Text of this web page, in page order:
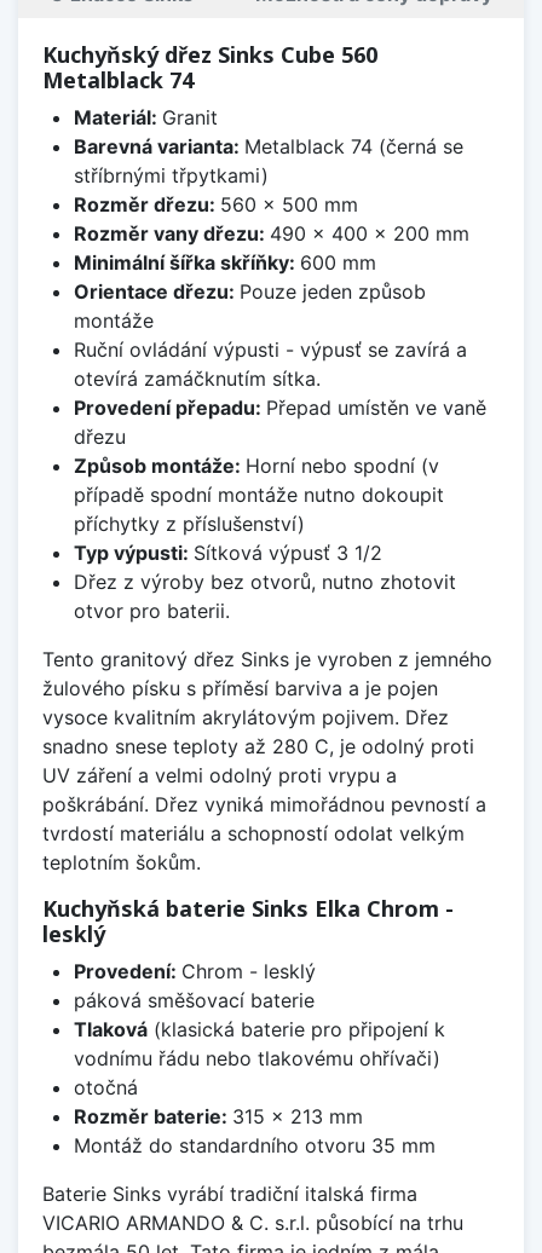
Kuchyňský dřez Sinks Cube 560
Metalblack 74
Materiál: Granit
Barevná varianta: Metalblack 74 (černá se
stříbrnými třpytkami)
Rozměr dřezu: 560 x 500 mm
Rozměr vany dřezu: 490 x 400 x 200 mm
Minimální šířka skříňky: 600 mm
Orientace dřezu: Pouze jeden způsob
montáže
Ruční ovládání výpusti - výpusť se zavírá a
otevírá zamáčknutím sítka.
Provedení přepadu: Přepad umístěn ve vaně
dřezu
Způsob montáže: Horní nebo spodní (v
případě spodní montáže nutno dokoupit
příchytky z příslušenství)
Typ výpusti: Sítková výpusť 3 1/2
Dřez z výroby bez otvorů, nutno zhotovit
otvor pro baterii.
Tento granitový dřez Sinks je vyroben z jemného
žulového písku s příměsí barviva a je pojen
vysoce kvalitním akrylátovým pojivem. Dřez
snadno snese teploty až 280 C, je odolný proti
UV záření a velmi odolný proti vrypu a
poškrábání. Dřez vyniká mimořádnou pevností a
tvrdostí materiálu a schopností odolat velkým
teplotním šokům.
Kuchyňská baterie Sinks Elka Chrom -
lesklý
Provedení: Chrom - lesklý
páková směšovací baterie
Tlaková(klasická baterie pro připojení k
vodnímu řádu nebo tlakovému ohřívači)
otočná
Rozměr baterie: 315 x 213 mm
Montáž do standardního otvoru 35 mm
Baterie Sinks vyrábí tradiční italská firma
VICARIO ARMANDO & C. s.r.l. působící na trhu